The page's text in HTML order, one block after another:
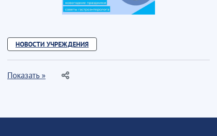
НОВОСТИ УЧРЕЖДЕНИЯ
Показать »